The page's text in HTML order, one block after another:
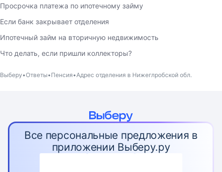
Просрочка платежа по ипотечному займу
Если банк закрывает отделения
Ипотечный займ на вторичную недвижимость
Что делать, если пришли коллекторы?
Выберу Ответы Пенсия Адрес отделения в Нижеглробской обл.
Все персональные предложения в
приложении Выберу.ру